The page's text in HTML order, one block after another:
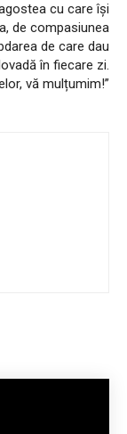
cu care își
de compasiunea
de care dau
în fiecare zi.
vă mulțumim!”